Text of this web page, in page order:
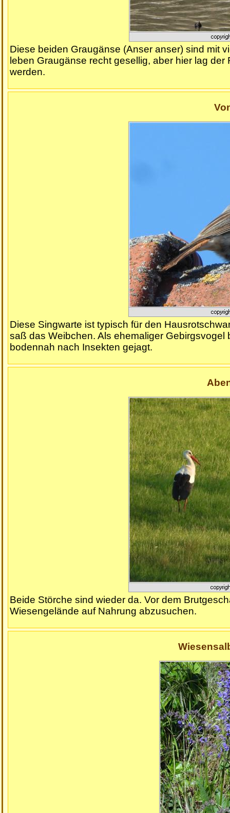
Diese beiden Graugänse (Anser anser) sind mit
leben Graugänse recht gesellig, aber hier lag
werden.
Diese Singwarte ist typisch für den
saß das Weibchen. Als ehemaliger
bodennah nach Insekten gejagt.
Beide Störche sind wieder da. Vor dem
Wiesengelände auf Nahrung abzusuchen.